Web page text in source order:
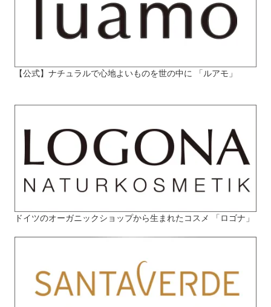
【公式】ナチュラルで心地よいものを世の中に 「ルアモ」
ドイツのオーガニックショップから生まれたコスメ 「ロゴナ」